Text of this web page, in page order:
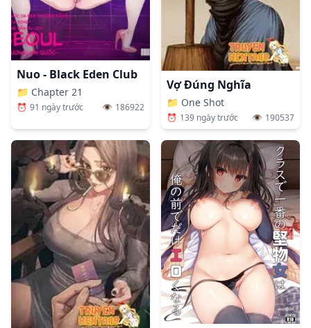
Nuo - Black Eden Club
📁 Chapter 21
⏰ 91 ngày trước 👁️ 186922
Vợ Đúng Nghĩa
📁 One Shot
⏰ 139 ngày trước 👁️ 190537